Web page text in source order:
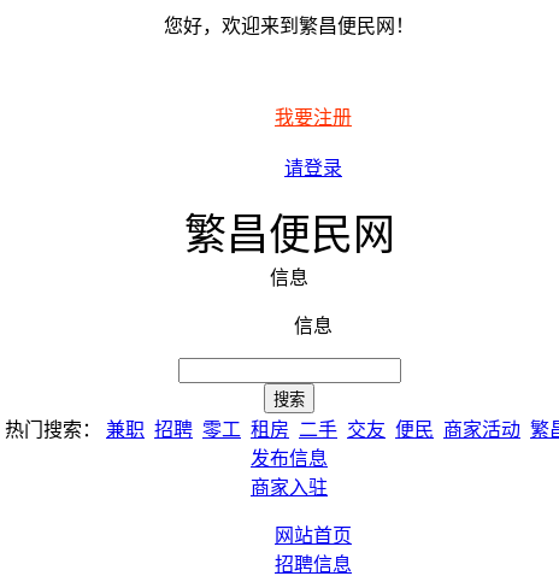
您好，欢迎来到繁昌便民网！
我要注册
请登录
繁昌便民网
信息
信息
热门搜索： 兼职 招聘 零工 租房 二手 交友 便民 商家活动 繁
发布信息
商家入驻
网站首页
招聘信息